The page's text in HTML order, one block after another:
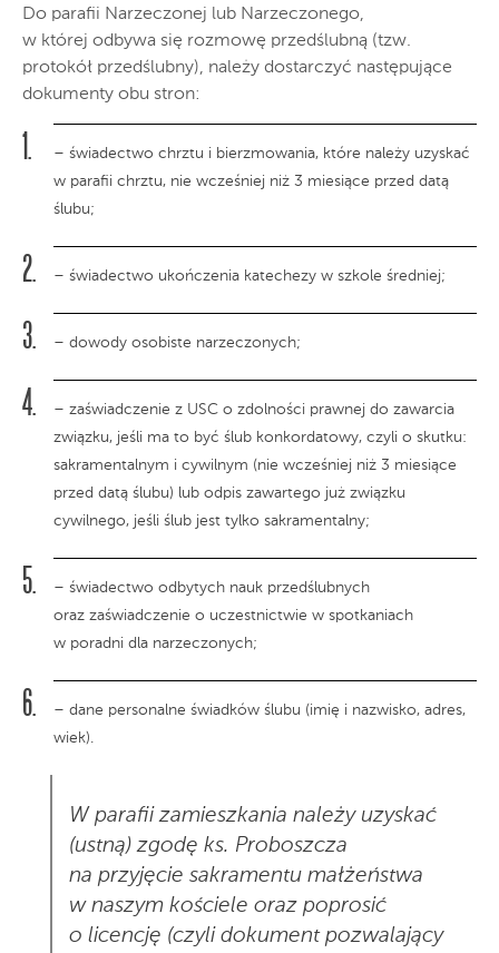
Do parafii Narzeczonej lub Narzeczonego,
w której odbywa się rozmowę przedślubną (tzw.
protokół przedślubny), należy dostarczyć następujące
dokumenty obu stron:
– świadectwo chrztu i bierzmowania, które należy uzyskać
w parafii chrztu, nie wcześniej niż 3 miesiące przed datą
ślubu;
– świadectwo ukończenia katechezy w szkole średniej;
– dowody osobiste narzeczonych;
– zaświadczenie z USC o zdolności prawnej do zawarcia
związku, jeśli ma to być ślub konkordatowy, czyli o skutku:
sakramentalnym i cywilnym (nie wcześniej niż 3 miesiące
przed datą ślubu) lub odpis zawartego już związku
cywilnego, jeśli ślub jest tylko sakramentalny;
– świadectwo odbytych nauk przedślubnych
oraz zaświadczenie o uczestnictwie w spotkaniach
w poradni dla narzeczonych;
– dane personalne świadków ślubu (imię i nazwisko, adres,
wiek).
W parafii zamieszkania należy uzyskać
(ustną) zgodę ks. Proboszcza
na przyjęcie sakramentu małżeństwa
w naszym kościele oraz poprosić
o licencję (czyli dokument pozwalający